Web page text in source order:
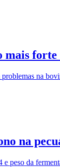
mais forte
na
na
e peso da